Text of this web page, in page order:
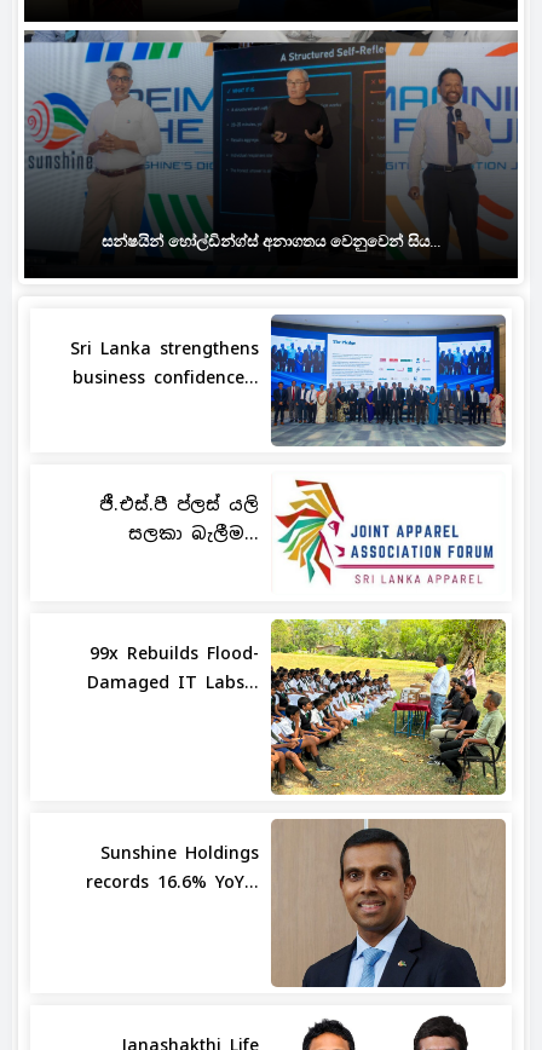
සන්ෂයින් හෝල්ඩින්ග්ස් අනාගතය වෙනුවෙන් සිය...
Sri Lanka strengthens
business confidence...
ජී.එස්.පී ප්ලස් යලි
සලකා බැලීම...
99x Rebuilds Flood-
Damaged IT Labs...
Sunshine Holdings
records 16.6% YoY...
Janashakthi Life